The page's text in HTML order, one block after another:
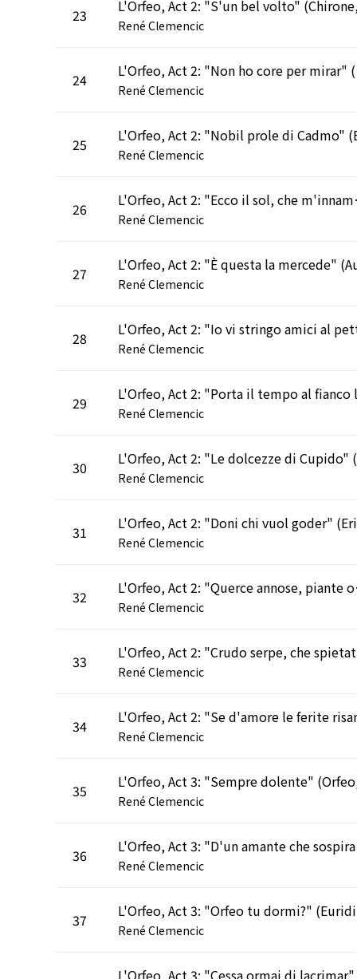
23
René Clemencic
24
René Clemencic
25
René Clemencic
26 L'Orfeo,
René Clemencic
27
René Clemencic
28
René Clemencic
29
René Clemencic
30
René Clemencic
31
René Clemencic
32
René Clemencic
33
René Clemencic
34
René Clemencic
35
René Clemencic
36
René Clemencic
37
René Clemencic